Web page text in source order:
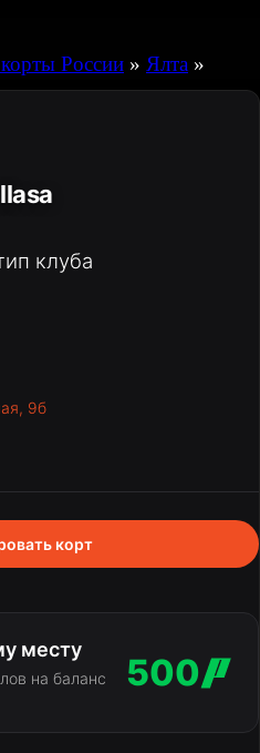
России » Ялта »
9б
корт
месту
на баланс
500